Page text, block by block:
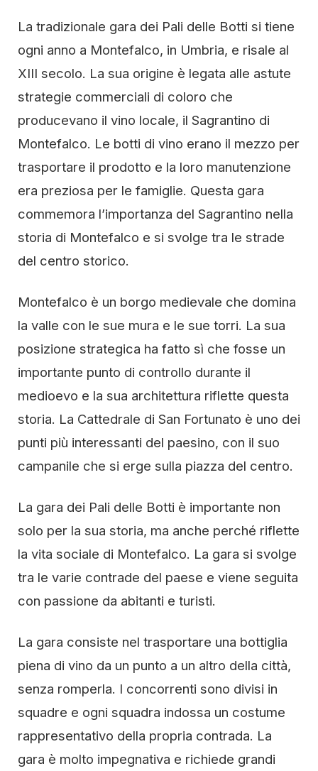
La tradizionale gara dei Pali delle Botti si tiene
ogni anno a Montefalco, in Umbria, e risale al
XIII secolo. La sua origine è legata alle astute
strategie commerciali di coloro che
producevano il vino locale, il Sagrantino di
Montefalco. Le botti di vino erano il mezzo per
trasportare il prodotto e la loro manutenzione
era preziosa per le famiglie. Questa gara
commemora l’importanza del Sagrantino nella
storia di Montefalco e si svolge tra le strade
del centro storico.
Montefalco è un borgo medievale che domina
la valle con le sue mura e le sue torri. La sua
posizione strategica ha fatto sì che fosse un
importante punto di controllo durante il
medioevo e la sua architettura riflette questa
storia. La Cattedrale di San Fortunato è uno dei
punti più interessanti del paesino, con il suo
campanile che si erge sulla piazza del centro.
La gara dei Pali delle Botti è importante non
solo per la sua storia, ma anche perché riflette
la vita sociale di Montefalco. La gara si svolge
tra le varie contrade del paese e viene seguita
con passione da abitanti e turisti.
La gara consiste nel trasportare una bottiglia
piena di vino da un punto a un altro della città,
senza romperla. I concorrenti sono divisi in
squadre e ogni squadra indossa un costume
rappresentativo della propria contrada. La
gara è molto impegnativa e richiede grandi